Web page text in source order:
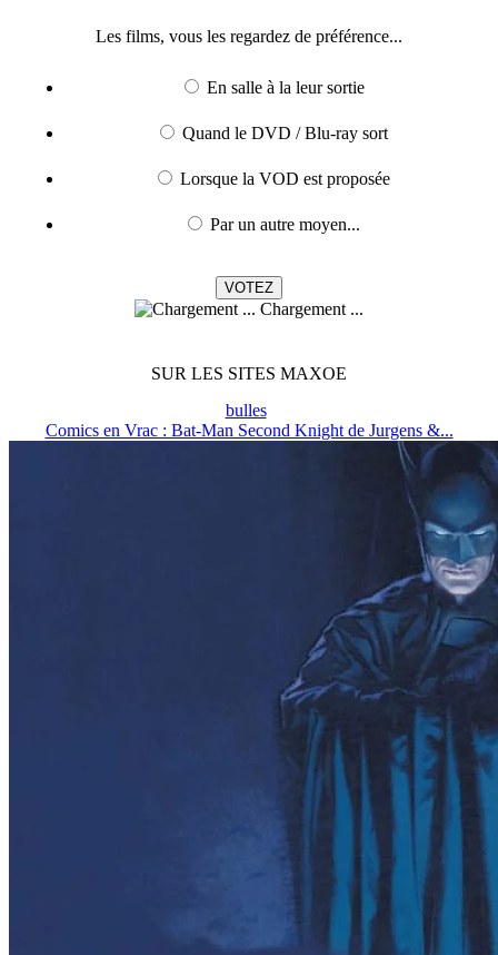
Les films, vous les regardez de préférence...
En salle à la leur sortie
Quand le DVD / Blu-ray sort
Lorsque la VOD est proposée
Par un autre moyen...
Chargement ...
SUR LES SITES MAXOE
bulles
Comics en Vrac : Bat-Man Second Knight de Jurgens &...